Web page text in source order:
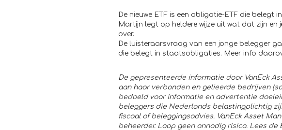
De nieuwe ETF is een obligatie-ETF die belegt
Martijn legt op heldere wijze uit wat dat zijn en
over.
De luisteraarsvraag van een jonge belegger
die belegt in staatsobligaties. Meer info
De gepresenteerde informatie door VanEck
aan haar verbonden en gelieerde bedrijven
bedoeld voor informatie en advertentie
beleggers die Nederlands belastingplichtig
fiscaal of beleggingsadvies. VanEck Asset
beheerder. Loop geen onnodig risico. Lees de